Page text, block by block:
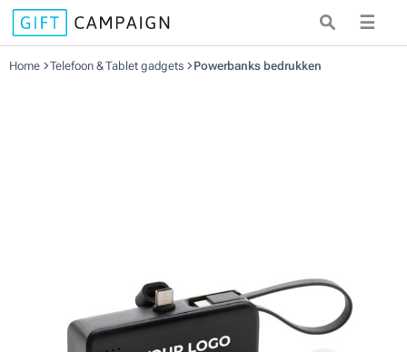
☰
Home Telefoon & Tablet gadgets Powerbanks bedrukken